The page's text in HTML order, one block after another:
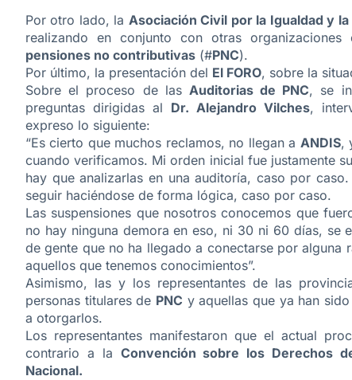
Por otro lado, la Asociación Civil por la Igualdad y la
realizando en conjunto con otras
pensiones no contributivas (#PNC).
Por último, la presentación del El FORO, sobre la
Sobre el proceso de las Auditorias de PNC, se
preguntas dirigidas al Dr. Alejandro Vilches,
expreso lo siguiente:
“Es cierto que muchos reclamos, no llegan a ANDIS,
cuando verificamos. Mi orden inicial fue justamente
hay que analizarlas en una auditoría, caso por
seguir haciéndose de forma lógica, caso por caso.
Las suspensiones que nosotros conocemos que
no hay ninguna demora en eso, ni 30 ni 60 días, se
de gente que no ha llegado a conectarse por
aquellos que tenemos conocimientos”.
Asimismo, las y los representantes de las
personas titulares de PNC y aquellas que ya han
a otorgarlos.
Los representantes manifestaron que el actual
contrario a la Convención sobre los Derechos
Nacional.